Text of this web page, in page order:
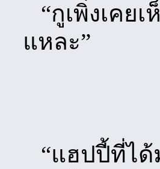
“กูเพิ่งเคย
แหละ”
“แฮปปี้ที่ได้